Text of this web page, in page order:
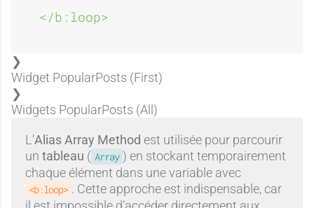
</b:loop>
Widget PopularPosts (First)
Widgets PopularPosts (All)
L’Alias Array Method est utilisée pour parcourir
un tableau ( Array ) en stockant temporairement
chaque élément dans une variable avec
<b:loop> . Cette approche est indispensable, car